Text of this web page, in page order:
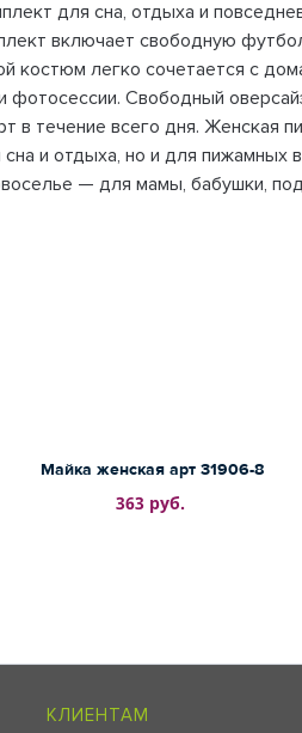
для сна, отдыха и
включает свободную
костюм легко сочетается с
Свободный
в течение всего дня.
и отдыха, но и для
— для мамы, бабушки,
Майка женская арт 31906-8
363 руб.
КЛИЕНТАМ